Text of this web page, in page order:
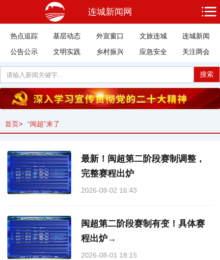
连城新闻网
热点追踪 基层动态 外宣窗口 文旅连城
连城新闻
公告公示
文明实践 乡村振兴 应急安全 关注两会
搜索
首页> “闽超”来了
最新！闽超第二阶段赛制调整，
完整赛程出炉
2026-08-02 16:43
闽超第二阶段赛制有变！具体赛
程出炉→
2026-08-01 18:15